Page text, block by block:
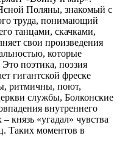
Поляны, знакомый с
труда, понимающий
танцами, скачками,
свои произведения
которые
поэтика, поэзия
гигантской фреске
ритмичны, поют,
службы, Болконские
внутреннего
князь «угадал» чувства
Таких моментов в